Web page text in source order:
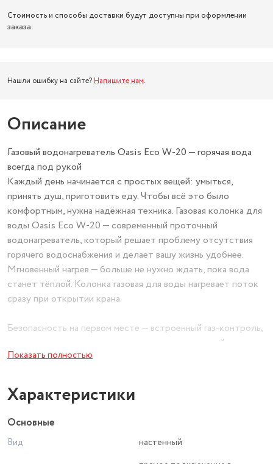
Стоимость и способы доставки будут доступны при оформлении
заказа.
Нашли ошибку на сайте? Напишите нам.
Описание
Газовый водонагреватель Oasis Eco W-20 — горячая вода
всегда под рукой
Каждый день начинается с простых вещей: умыться,
принять душ, приготовить еду. Чтобы всё это было
комфортным, нужна надёжная техника. Газовая колонка для
воды Oasis Eco W-20 — современный проточный
водонагреватель, который решает проблему отсутствия
горячего водоснабжения и делает вашу жизнь удобнее.
Мгновенный нагрев — больше не нужно ждать, пока вода
станет тёплой. Колонка газовая для воды нагревает поток
сразу при открытии крана.
Безопасность на первом месте — встроенный газ-контроль,
многоуровневая система защиты и автоматический розжиг
делают эксплуатацию максимально надёжной.
Экономия и энергонезависимость — розжиг от батареек,
КПД более 90%, отсутствие привязки к электросети.
Тип: газовый водонагреватель проточный, настенный
Показать полностью
Характеристики
Основные
Вид настенный